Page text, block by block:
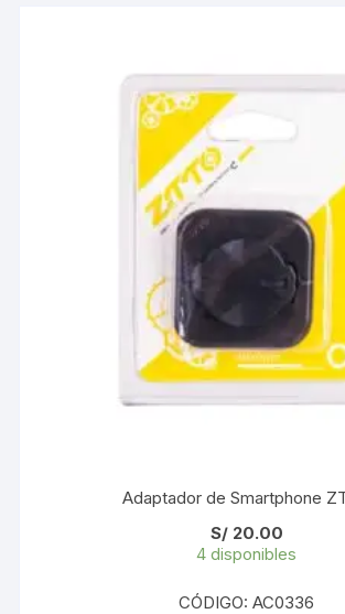
Adaptador de Smartphone
S/20.00
4 disponibles
CÓDIGO: AC0336